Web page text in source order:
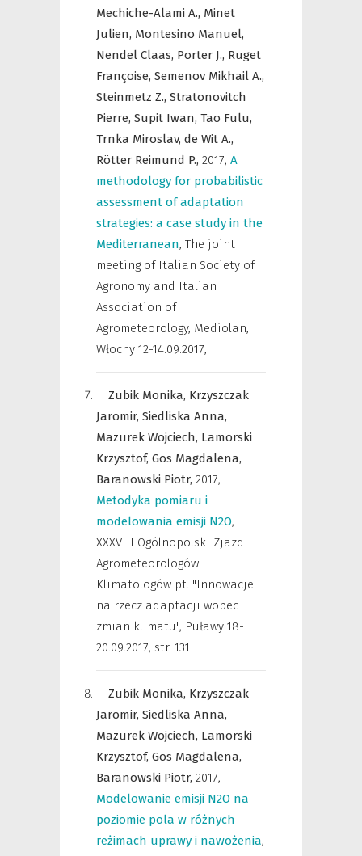
Mechiche-Alami A., Minet
Julien, Montesino Manuel,
Nendel Claas, Porter J., Ruget
Françoise, Semenov Mikhail A.,
Steinmetz Z., Stratonovitch
Pierre, Supit Iwan, Tao Fulu,
Trnka Miroslav, de Wit A.,
Rötter Reimund P., 2017, A
methodology for probabilistic
assessment of adaptation
strategies: a case study in the
Mediterranean, The joint
meeting of Italian Society of
Agronomy and Italian
Association of
Agrometeorology, Mediolan,
Włochy 12-14.09.2017,
Zubik Monika, Krzyszczak
Jaromir, Siedliska Anna,
Mazurek Wojciech, Lamorski
Krzysztof, Gos Magdalena,
Baranowski Piotr, 2017,
Metodyka pomiaru i
modelowania emisji N2O,
XXXVIII Ogólnopolski Zjazd
Agrometeorologów i
Klimatologów pt. "Innowacje
na rzecz adaptacji wobec
zmian klimatu", Puławy 18-
20.09.2017, str. 131
Zubik Monika, Krzyszczak
Jaromir, Siedliska Anna,
Mazurek Wojciech, Lamorski
Krzysztof, Gos Magdalena,
Baranowski Piotr, 2017,
Modelowanie emisji N2O na
poziomie pola w różnych
reżimach uprawy i nawożenia,